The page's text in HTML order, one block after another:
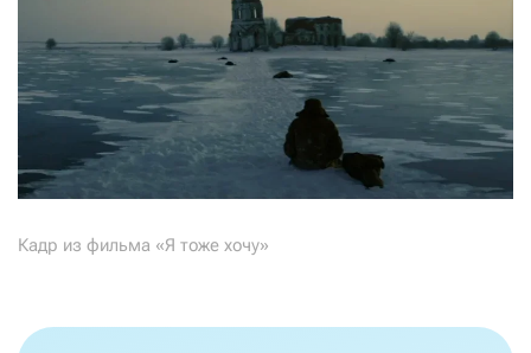
Кадр из фильма «Я тоже хочу»